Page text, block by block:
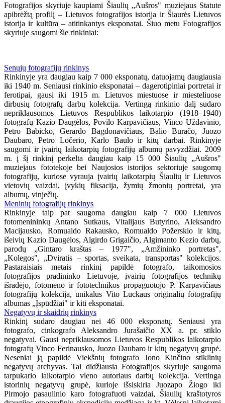
Fotografijos skyriuje kaupiami Šiaulių „Aušros" muziejaus Statute
apibrėžtą profilį – Lietuvos fotografijos istorija ir Šiaurės Lietuvos
istorija ir kultūra – atitinkantys eksponatai. Šiuo metu Fotografijos
skyriuje saugomi šie rinkiniai:
Senųjų fotografijų rinkinys
Rinkinyje yra daugiau kaip 7 000 eksponatų, datuojamų daugiausia
iki 1940 m. Seniausi rinkinio eksponatai – dagerotipiniai portretai ir
ferotipai, gausi iki 1915 m. Lietuvos miestuose ir miesteliuose
dirbusių fotografų darbų kolekcija. Vertingą rinkinio dalį sudaro
nepriklausomos Lietuvos Respublikos laikotarpio (1918–1940)
fotografų Kazio Daugėlos, Povilo Karpavičiaus, Vinco Uždavinio,
Petro Babicko, Gerardo Bagdonavičiaus, Balio Buračo, Juozo
Daubaro, Petro Ločerio, Karlo Baulo ir kitų darbai. Rinkinyje
saugomi ir įvairių laikotarpių fotografijų albumų pavyzdžiai. 2009
m. į šį rinkinį perkelta daugiau kaip 15 000 Šiaulių „Aušros"
muziejaus fototekoje bei Naujosios istorijos sektoriuje saugomų
fotografijų, kuriose vyrauja įvairių laikotarpių Šiaulių ir Lietuvos
vietovių vaizdai, įvykių fiksacija, žymių žmonių portretai, yra
albumų, vinječių.
Meninių fotografijų rinkinys
Rinkinyje taip pat saugoma daugiau kaip 7 000 Lietuvos
fotomenininkų Antano Sutkaus, Vitalijaus Butyrino, Aleksandro
Macijausko, Romualdo Rakausko, Romualdo Požerskio ir kitų,
išeivių Kazio Daugėlos, Algirdo Grigaičio, Algimanto Kezio darbų,
parodų „Gintaro kraštas – 1977", „Amžininko portretas",
„Kolegos", „Dviratis – sportas, sveikata, transportas" kolekcijos.
Pastaraisiais metais rinkinį papildė fotografo, taikomosios
fotografijos pradininko Lietuvoje, įvairių fotografijos technikų
išradėjo, fotomeno ir fototechnikos propaguotojo P. Karpavičiaus
fotografijų kolekcija, unikalus Vito Luckaus originalių fotografijų
albumas „Įspūdžiai" ir kiti eksponatai.
Negatyvų ir skaidrių rinkinys
Rinkinį sudaro daugiau nei 46 000 eksponatų. Seniausi yra
fotografo, cinkografo Aleksandro Jurašaičio XX a. pr. stiklo
negatyvai. Gausi nepriklausomos Lietuvos Respublikos laikotarpio
fotografų Vinco Ferinausko, Juozo Daubaro ir kitų negatyvų grupė.
Neseniai ją papildė Viekšnių fotografo Jono Kinčino stiklinių
negatyvų archyvas. Tai didžiausia Fotografijos skyriuje saugoma
tarpukario laikotarpio vieno autoriaus darbų kolekcija. Vertinga
istorinių negatyvų grupė, kurioje išsiskiria Juozapo Žiogo iki
Pirmojo pasaulinio karo fotografuoti vaizdai, Šiaulių kraštotyros